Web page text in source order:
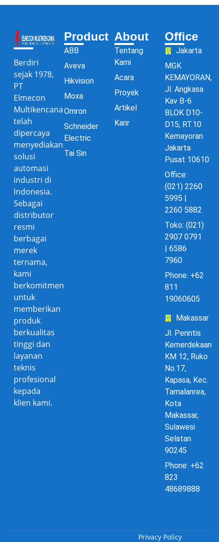
Berdiri
sejak 1978,
PT
Elmecon
Multikencana
telah
dipercaya
menyediakan
solusi
automasi
industri di
Indonesia.
Sebagai
distributor
resmi
berbagai
merek
ternama,
kami
berkomitmen
untuk
memberikan
produk
berkualitas
tinggi dan
layanan
teknis
profesional
kepada
klien kami.
Product
ABB
Aveva
Hikvision
Moxa
Omron
Schneider
Electric
Tai Sin
About
Tentang
Kami
Acara
Proyek
Artikel
Karir
Office
Jakarta
MGK
KEMAYORAN,
Jl. Angkasa
Kav B-6
BLOK D10-
D15, RT.10
Kemayoran
Jakarta
Pusat 10610
Office:
(021) 2260
5995 |
2260 5882
Toko: (021)
2907 0791
| 6586
7960
Phone: +62
811
19060605
Makassar
Jl. Perintis
Kemerdekaan
KM 12, Ruko
No.17,
Kapasa, Kec.
Tamalanrea,
Kota
Makassar,
Sulawesi
Selatan
90245
Phone: +62
823
48689888
Privacy Policy